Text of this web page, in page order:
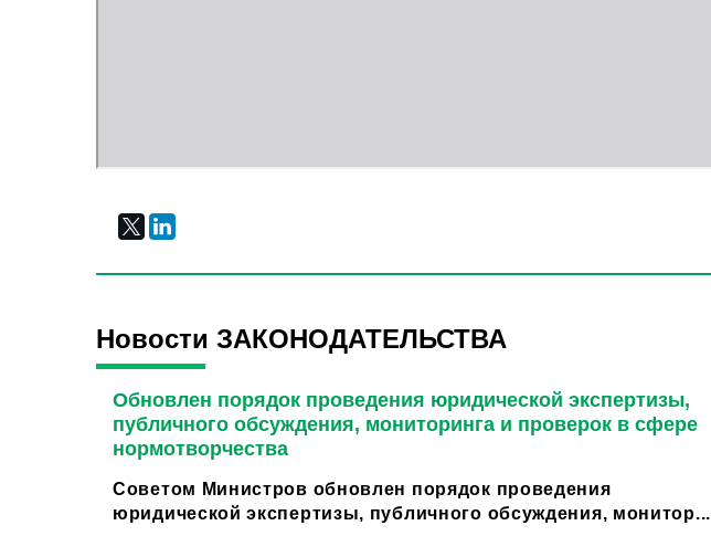
Новости ЗАКОНОДАТЕЛЬСТВА
Обновлен порядок проведения юридической экспертизы,
публичного обсуждения, мониторинга и проверок в сфере
нормотворчества
Советом Министров обновлен порядок проведения
юридической экспертизы, публичного обсуждения, монитор...